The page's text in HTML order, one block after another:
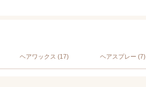
ヘアワックス (17) ヘアスプレー (7)